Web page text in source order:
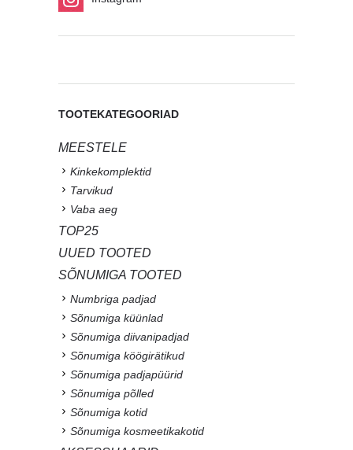
TOOTEKATEGOORIAD
MEESTELE
Kinkekomplektid
Tarvikud
Vaba aeg
TOP25
UUED TOOTED
SÕNUMIGA TOOTED
Numbriga padjad
Sõnumiga küünlad
Sõnumiga diivanipadjad
Sõnumiga köögirätikud
Sõnumiga padjapüürid
Sõnumiga põlled
Sõnumiga kotid
Sõnumiga kosmeetikakotid